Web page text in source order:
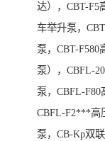
达），CBT-F5
车举升泵，
泵，CBT-F580
泵），CBFL-
泵，CBFL-F80
CBFL-F2***高
泵，CB-Kp双